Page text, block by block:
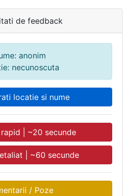
de feedback
anonim
necunoscuta
locatie si nume
| ~20 secunde
| ~60 secunde
/ Poze